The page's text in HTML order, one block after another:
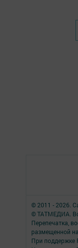
© 2011 - 2026.
© ТАТМЕДИА.
Перепечатка,
размещенной
При поддержке